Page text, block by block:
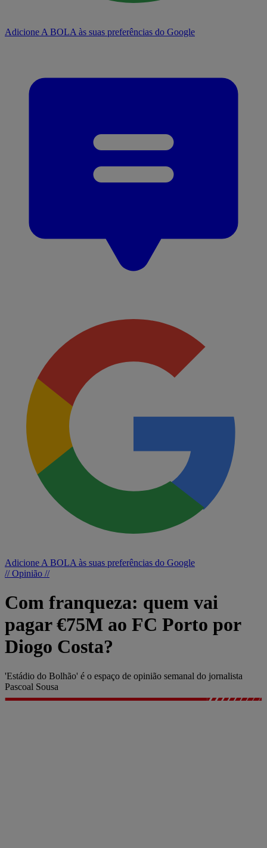
Adicione A BOLA às suas preferências do Google
Adicione A BOLA às suas preferências do Google
// Opinião //
Com franqueza: quem vai
pagar €75M ao FC Porto por
Diogo Costa?
'Estádio do Bolhão' é o espaço de opinião semanal do jornalista
Pascoal Sousa